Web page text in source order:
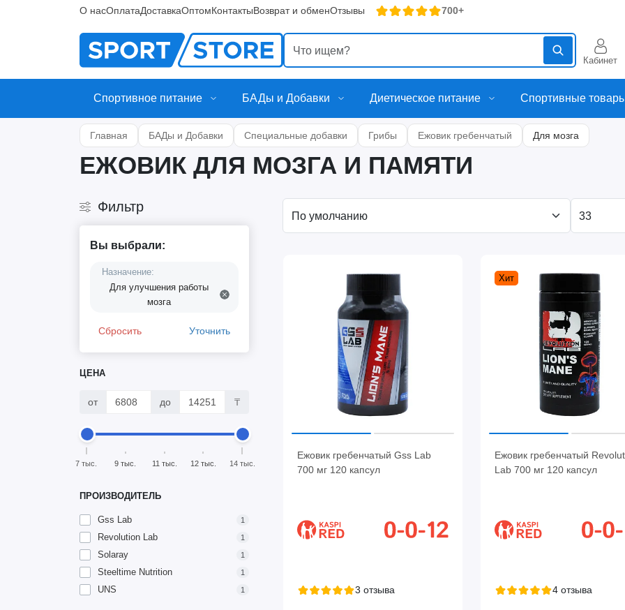
О насОплатаДоставкаОптомКонтактыВозврат и обменОтзывы 700+
Кабинет
Спортивное питание БАДы и Добавки Диетическое питание Спортивные
Главная БАДы и Добавки Специальные добавки Грибы Ежовик гребенчатый Для мозга
ЕЖОВИК ДЛЯ МОЗГА И ПАМЯТИ
Фильтр
Вы выбрали:
Назначение:
Для улучшения работы
мозга
Сбросить Уточнить
ЦЕНА
от до ₸
7 тыс. 9 тыс. 11 тыс. 12 тыс. 14 тыс.
ПРОИЗВОДИТЕЛЬ
Gss Lab 1
Revolution Lab 1
Solaray 1
Steeltime Nutrition 1
UNS 1
Ежовик гребенчатый Gss Lab
700 мг 120 капсул
3 отзыва
Хит
Ежовик гребенчатый
Lab 700 мг 120 капсул
4 отзыва